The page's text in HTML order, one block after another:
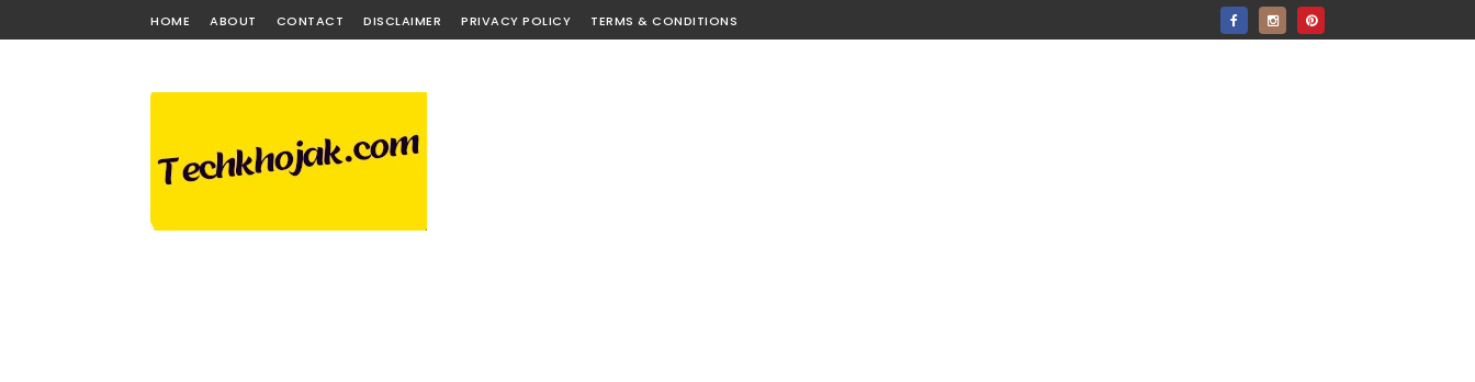
HOME ABOUT CONTACT DISCLAIMER PRIVACY POLICY TERMS & CONDITIONS